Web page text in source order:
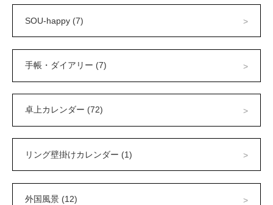
SOU-happy (7)
手帳・ダイアリー (7)
卓上カレンダー (72)
リング壁掛けカレンダー (1)
外国風景 (12)